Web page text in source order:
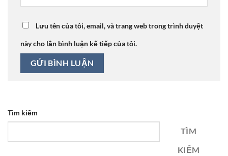
Lưu tên của tôi, email, và trang web trong trình duyệt
này cho lần bình luận kế tiếp của tôi.
Tìm kiếm
TÌM
KIẾM